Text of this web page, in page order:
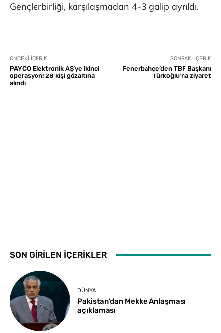
Gençlerbirliği, karşılaşmadan 4-3 galip ayrıldı.
ÖNCEKI İÇERIK
PAYCO Elektronik AŞ’ye ikinci
operasyon! 28 kişi gözaltına
alındı
SONRAKI İÇERIK
Fenerbahçe’den TBF Başkanı
Türkoğlu’na ziyaret
SON GİRİLEN İÇERİKLER
DÜNYA
Pakistan’dan Mekke Anlaşması
açıklaması